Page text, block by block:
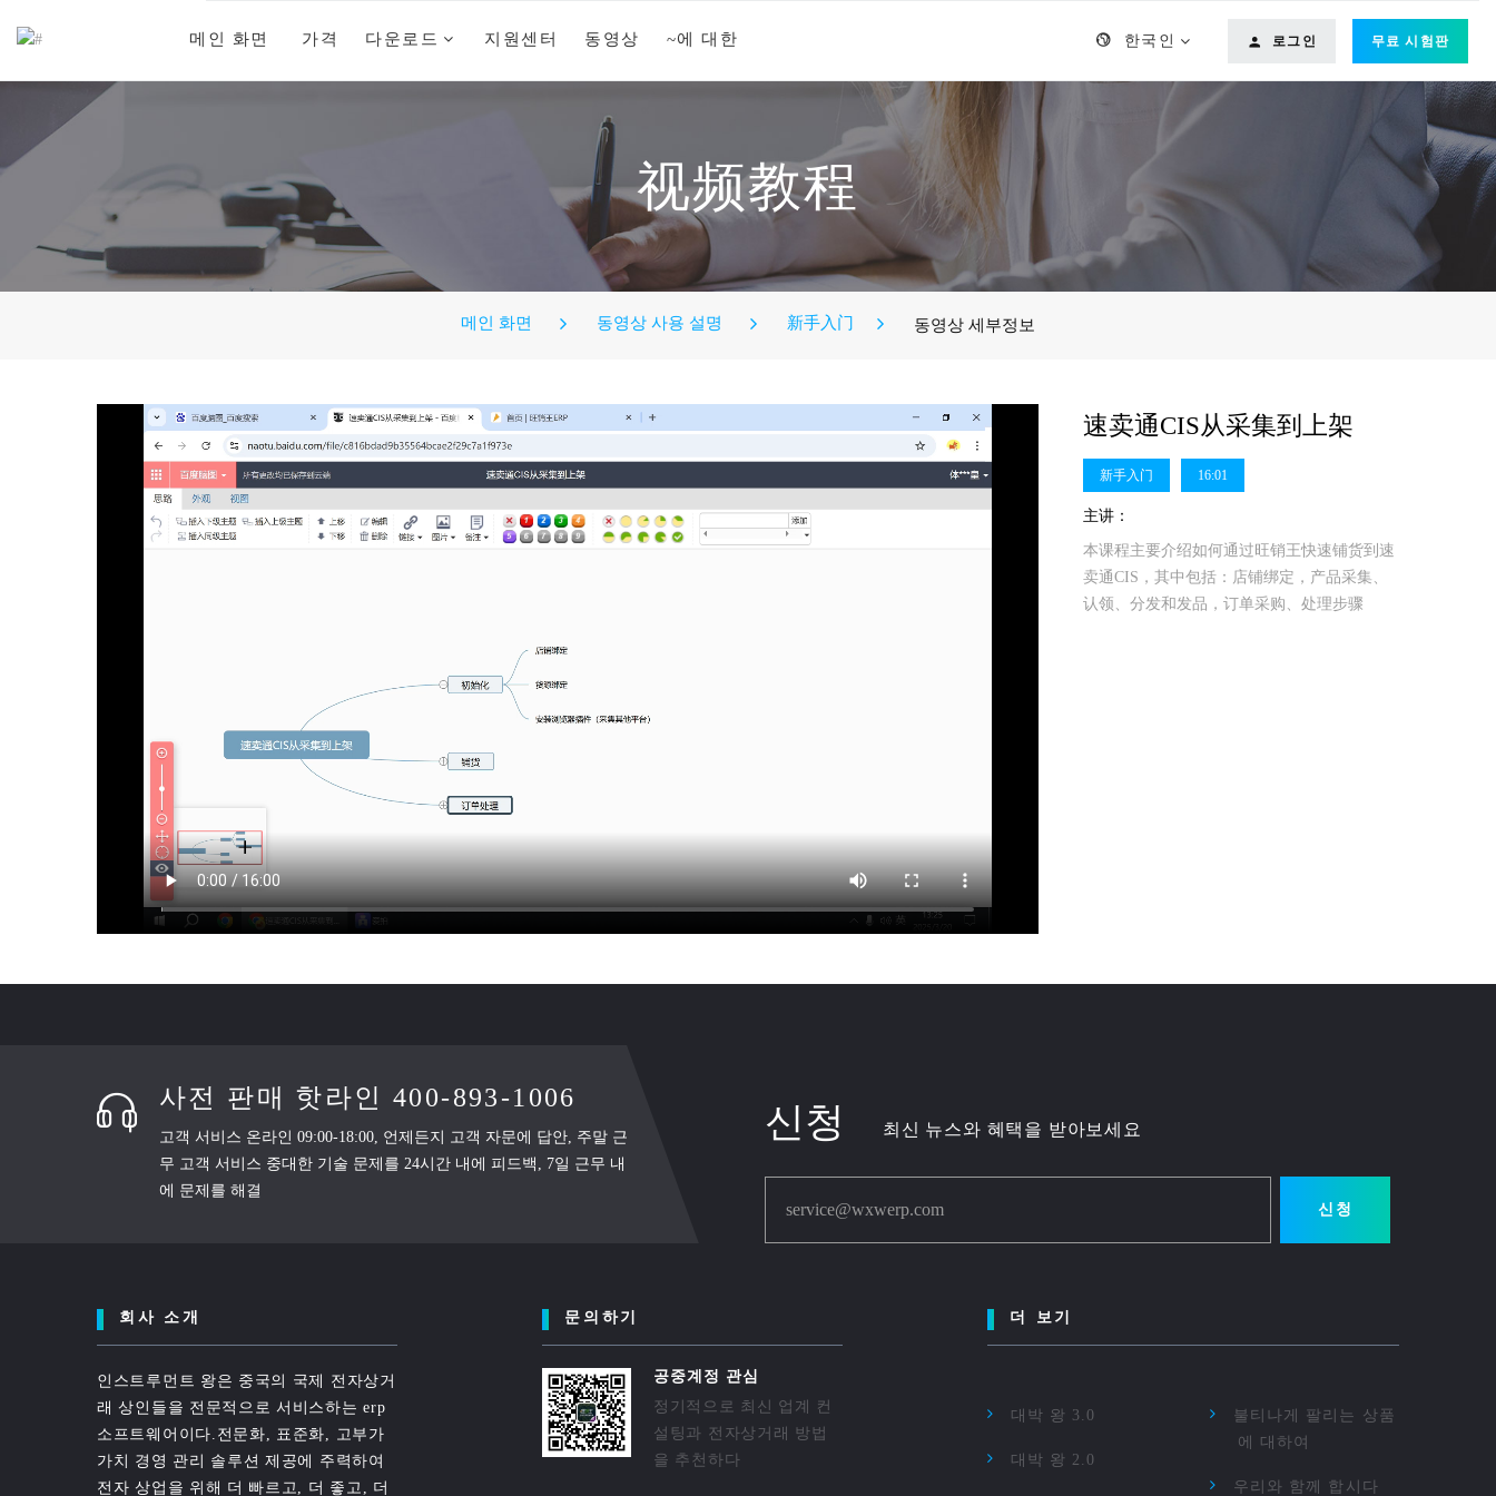
한국인 로그인 무료 시험판
메인 화면 가격 다운로드 지원센터 동영상 ~에 대한
视频教程
메인 화면 동영상 사용 설명 新手入门 동영상 세부정보
速卖通CIS从采集到上架
新手入门 16:01
主讲：
本课程主要介绍如何通过旺销王快速铺货到速
卖通CIS，其中包括：店铺绑定，产品采集、
认领、分发和发品，订单采购、处理步骤
사전 판매 핫라인 400-893-1006
고객 서비스 온라인 09:00-18:00, 언제든지 고객 자문에 답안, 주말 근
무 고객 서비스 중대한 기술 문제를 24시간 내에 피드백, 7일 근무 내
에 문제를 해결
신청 최신 뉴스와 혜택을 받아보세요
service@wxwerp.com 신청
회사 소개
인스트루먼트 왕은 중국의 국제 전자상거
래 상인들을 전문적으로 서비스하는 erp
소프트웨어이다.전문화, 표준화, 고부가
가치 경영 관리 솔루션 제공에 주력하여
전자 상업을 위해 더 빠르고, 더 좋고, 더
문의하기
공중계정 관심
정기적으로 최신 업계 컨
설팅과 전자상거래 방법
을 추천하다
더 보기
대박 왕 3.0
대박 왕 2.0
불티나게 팔리는 상품
에 대하여
우리와 함께 합시다